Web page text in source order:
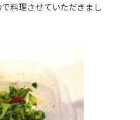
料理させていただきまし